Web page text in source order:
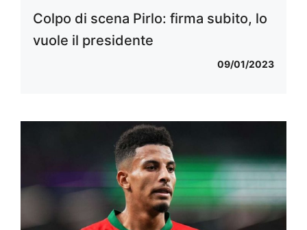
Colpo di scena Pirlo: firma subito, lo
vuole il presidente
09/01/2023